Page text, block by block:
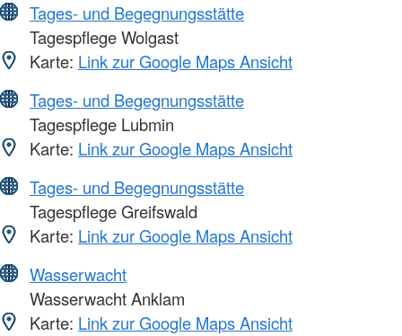
Tages- und Begegnungsstätte
Tagespflege Wolgast
Karte: Link zur Google Maps Ansicht
Tages- und Begegnungsstätte
Tagespflege Lubmin
Karte: Link zur Google Maps Ansicht
Tages- und Begegnungsstätte
Tagespflege Greifswald
Karte: Link zur Google Maps Ansicht
Wasserwacht
Wasserwacht Anklam
Karte: Link zur Google Maps Ansicht